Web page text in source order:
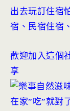
出去玩訂住宿
宿、民宿住宿
歡迎加入這個
享